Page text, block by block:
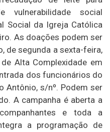
social
Social da Igreja Católica
As doações podem ser
de segunda a sexta-feira,
Alta Complexidade em
dos funcionários do
Antônio, s/nº. Podem ser
A campanha é aberta a
e toda a
a programação de